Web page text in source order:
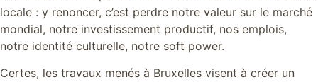
locale : y renoncer, c’est perdre notre valeur sur le marché
mondial, notre investissement productif, nos emplois,
notre identité culturelle, notre soft power.
Certes, les travaux menés à Bruxelles visent à créer un